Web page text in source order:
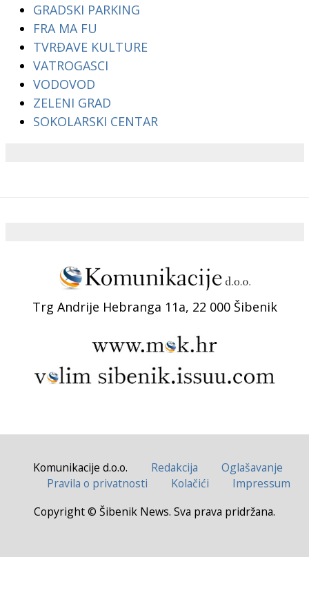
GRADSKI PARKING
FRA MA FU
TVRĐAVE KULTURE
VATROGASCI
VODOVOD
ZELENI GRAD
SOKOLARSKI CENTAR
Trg Andrije Hebranga 11a, 22 000 Šibenik
Komunikacije d.o.o. Redakcija
Oglašavanje
Pravila o privatnosti
Kolačići
Impressum
Copyright © Šibenik News. Sva prava pridržana.